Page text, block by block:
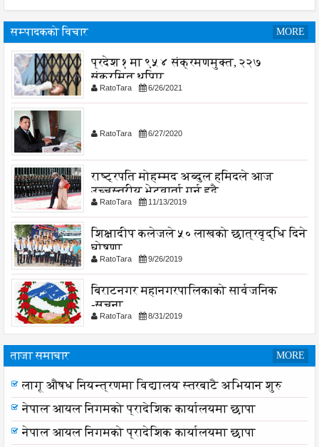
सम्पादकको विचार MORE
प्रदेश १ मा ९५४ संक्रमणमुक्त, २२७
संक्रमित थपिए
RatoTara 6/26/2021
RatoTara 6/27/2020
राष्ट्रपति मोहम्मद अब्दुल हमिदले आज
उच्चस्तरीय भेटवार्ता गर्नु हुदै,
RatoTara 11/13/2019
शिक्षादीप कलेजले ५० लाखको छात्रवृद्धि दिने
घोषणा
RatoTara 9/26/2019
बिराटनगर महानगरपालिकाको सार्वजनिक
-सुचना
RatoTara 8/31/2019
ताजा समाचार MORE
समयमै सार्वजनिक भयो विराटनगर महानगरको बजेट पुस्तिका,
कार्यान्वयन प्रक्रिया पनि सुरु
लागू औषध नियन्त्रणमा विद्यालय स्तरबाटै अभियान शुरु
नेपाल आयल निगमको प्रादेशिक कार्यालयमा छापा
नेपाल आयल निगमको प्रादेशिक कार्यालयमा छापा